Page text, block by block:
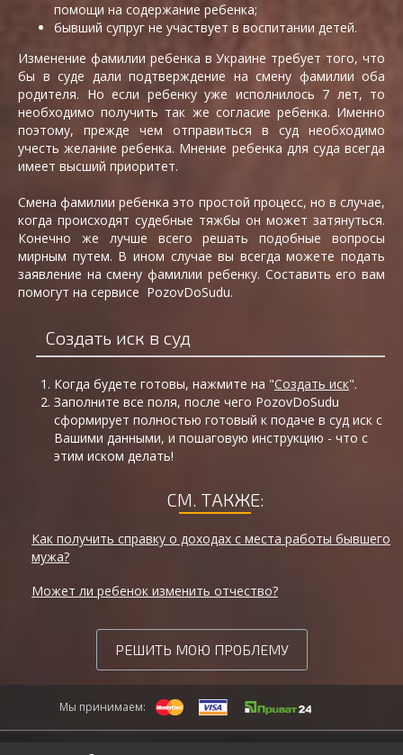
помощи на содержание ребенка;
бывший супруг не участвует в воспитании детей.
Изменение фамилии ребенка в Украине требует того, что
бы в суде дали подтверждение на смену фамилии оба
родителя. Но если ребенку уже исполнилось 7 лет, то
необходимо получить так же согласие ребенка. Именно
поэтому, прежде чем отправиться в суд необходимо
учесть желание ребенка. Мнение ребенка для суда всегда
имеет высший приоритет.
Смена фамилии ребенка это простой процесс, но в случае,
когда происходят судебные тяжбы он может затянуться.
Конечно же лучше всего решать подобные вопросы
мирным путем. В ином случае вы всегда можете подать
заявление на смену фамилии ребенку. Составить его вам
помогут на сервисе PozovDoSudu.
Создать иск в суд
Когда будете готовы, нажмите на "Создать иск".
Заполните все поля, после чего PozovDoSudu
сформирует полностью готовый к подаче в суд иск с
Вашими данными, и пошаговую инструкцию - что с
этим иском делать!
СМ. ТАКЖЕ:
Как получить справку о доходах с места работы бывшего
мужа?
Может ли ребенок изменить отчество?
РЕШИТЬ МОЮ ПРОБЛЕМУ
Мы принимаем: